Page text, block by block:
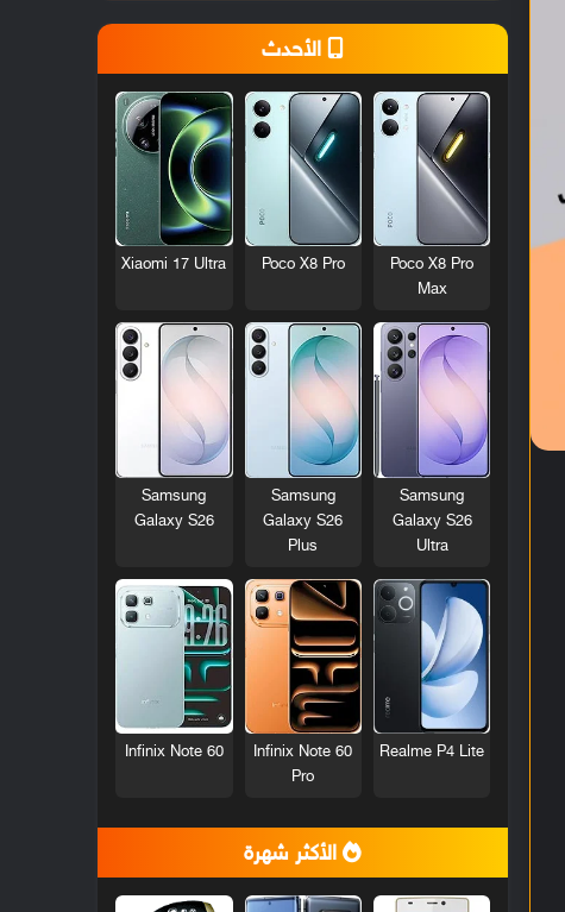
الأحدث
Poco X8 Pro
Max
Poco X8 Pro
Xiaomi 17 Ultra
Samsung
Galaxy S26
Ultra
Samsung
Galaxy S26
Plus
Samsung
Galaxy S26
Realme P4 Lite
Infinix Note 60
Pro
Infinix Note 60
الأكثر شهرة